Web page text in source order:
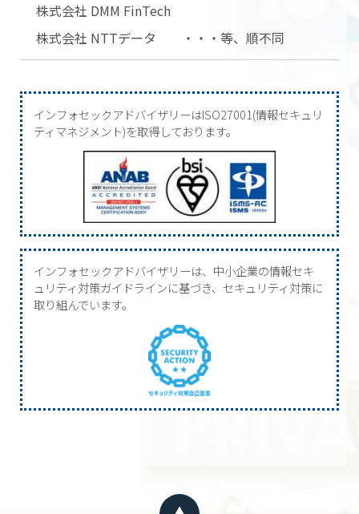
株式会社 DMM FinTech
株式会社 NTTデータ ・・・等、順不同
インフォセックアドバイザリーはISO27001(情報セキュリ
ティマネジメント)を取得しております。
インフォセックアドバイザリーは、中小企業の情報セキ
ュリティ対策ガイドラインに基づき、セキュリティ対策に
取り組んでいます。